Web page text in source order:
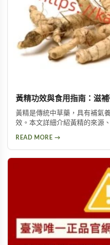
黃精功效與食用指南：滋
黃精是傳統中草藥，具有補氣
效。本文詳細介紹黃精的來源
READ MORE →